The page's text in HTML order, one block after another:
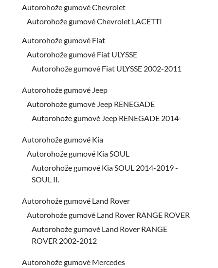
Autorohože gumové Chevrolet
Autorohože gumové Chevrolet LACETTI
Autorohože gumové Fiat
Autorohože gumové Fiat ULYSSE
Autorohože gumové Fiat ULYSSE 2002-2011
Autorohože gumové Jeep
Autorohože gumové Jeep RENEGADE
Autorohože gumové Jeep RENEGADE 2014-
Autorohože gumové Kia
Autorohože gumové Kia SOUL
Autorohože gumové Kia SOUL 2014-2019 -
SOUL II.
Autorohože gumové Land Rover
Autorohože gumové Land Rover RANGE ROVER
Autorohože gumové Land Rover RANGE
ROVER 2002-2012
Autorohože gumové Mercedes